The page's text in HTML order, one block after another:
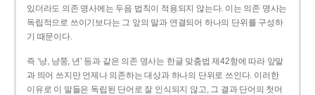
있더라도 의존 명사에는 두음 법칙이 적용되지 않는다. 이는 의존 명사는
독립적으로 쓰이기보다는 그 앞의 말과 연결되어 하나의 단위를 구성하
기 때문이다.
즉 ‘냥, 냥쭝, 년’ 등과 같은 의존 명사는 한글 맞춤법 제42항에 따라 앞말
과 띄어 쓰지만 언제나 의존하는 대상과 하나의 단위로 쓰인다. 이러한
이유로 이 말들은 독립된 단어로 잘 인식되지 않고, 그 결과 단어의 첫머